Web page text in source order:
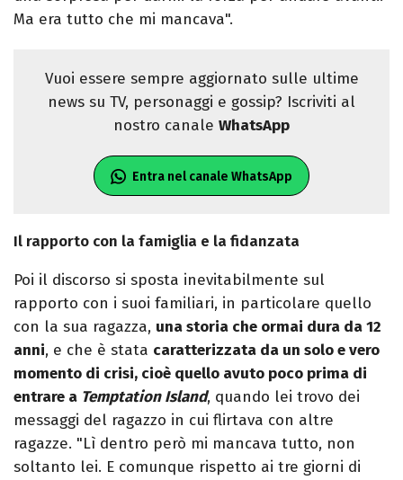
Ma era tutto che mi mancava".
Vuoi essere sempre aggiornato sulle ultime
news su TV, personaggi e gossip? Iscriviti al
nostro canale WhatsApp
Entra nel canale WhatsApp
Il rapporto con la famiglia e la fidanzata
Poi il discorso si sposta inevitabilmente sul
rapporto con i suoi familiari, in particolare quello
con la sua ragazza, una storia che ormai dura da 12
anni, e che è stata caratterizzata da un solo e vero
momento di crisi, cioè quello avuto poco prima di
entrare a Temptation Island, quando lei trovo dei
messaggi del ragazzo in cui flirtava con altre
ragazze. "Lì dentro però mi mancava tutto, non
soltanto lei. E comunque rispetto ai tre giorni di